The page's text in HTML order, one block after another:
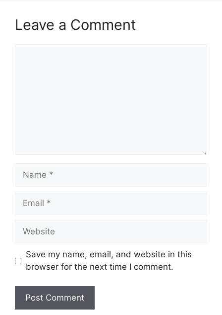
Leave a Comment
Name
Email
Website
Save my name, email, and website in this
browser for the next time I comment.